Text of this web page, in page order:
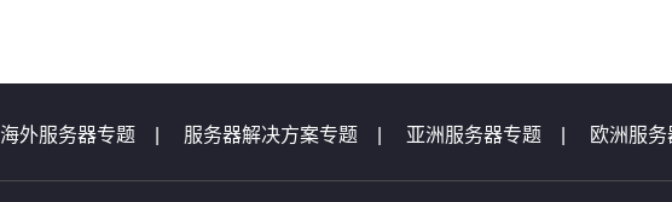
海外服务器专题 服务器解决方案专题 亚洲服务器专题 欧洲服务
| 全球云主机专题 | 服务器专题汇总 | 服务器问题 | 域名问题集锦